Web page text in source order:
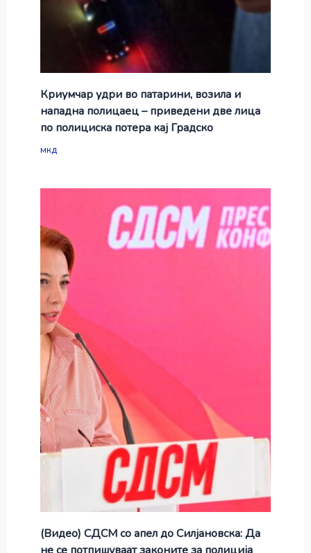
Криумчар удри во патарини, возила и
нападна полицаец – приведени две лица
по полициска потера кај Градско
мкд
(Видео) СДСМ со апел до Силјановска: Да